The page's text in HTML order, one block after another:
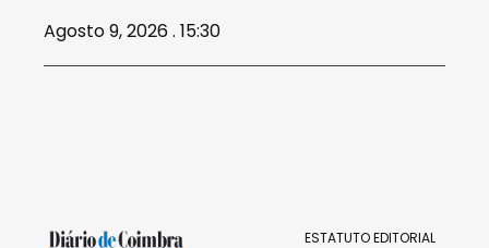
Agosto 9, 2026 . 15:30
ESTATUTO EDITORIAL